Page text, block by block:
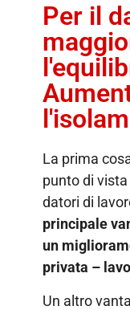
Per il
La prima
punto di
datori di
principale
un
privata –
Un altro